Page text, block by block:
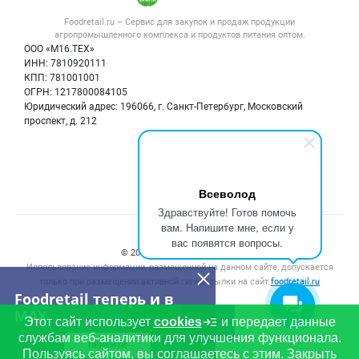
Всеволод
Здравствуйте! Готов помочь
вам. Напишите мне, если у
вас появятся вопросы.
Foodretail теперь и в
MAX
ПЕРЕЙТИ
Foodretail.ru – Сервис для закупок и продаж продукции
агропромышленного комплекса и продуктов питания оптом.
ООО «М16.ТЕХ»
ИНН: 7810920111
КПП: 781001001
ОГРН: 1217800084105
Юридический адрес: 196066, г. Санкт-Петербург, Московский
проспект, д. 212
Контактная информация
Политика обработки персональных данных
Вакансии
Оборудование для пищепрома
Информация о компаниях
Счетчики, авторское право, логотипы
© 2008‑2026 ООО “М16.Тех”.
Использование информации, размещенной на данном сайте, допускается
только при размещении активной гиперссылки на сайт foodretail.ru
Этот сайт использует cookies
и передает данные
службам веб-аналитики для улучшения функционала.
Пользуясь сайтом, вы соглашаетесь с этим. Закрыть